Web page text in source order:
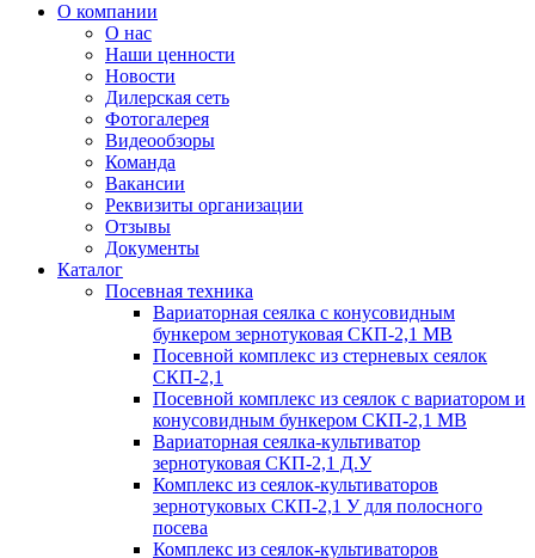
О компании
О нас
Наши ценности
Новости
Дилерская сеть
Фотогалерея
Видеообзоры
Команда
Вакансии
Реквизиты организации
Отзывы
Документы
Каталог
Посевная техника
Вариаторная сеялка с конусовидным
бункером зернотуковая СКП-2,1 МВ
Посевной комплекс из стерневых сеялок
СКП-2,1
Посевной комплекс из сеялок с вариатором и
конусовидным бункером СКП-2,1 МВ
Вариаторная сеялка-культиватор
зернотуковая СКП-2,1 Д.У
Комплекс из сеялок-культиваторов
зернотуковых СКП-2,1 У для полосного
посева
Комплекс из сеялок-культиваторов